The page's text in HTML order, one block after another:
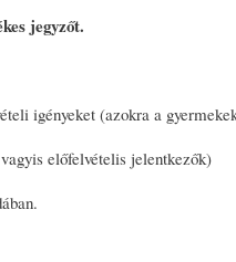
jegyzőt.
igényeket (azokra a
előfelvételis jelentkezők)